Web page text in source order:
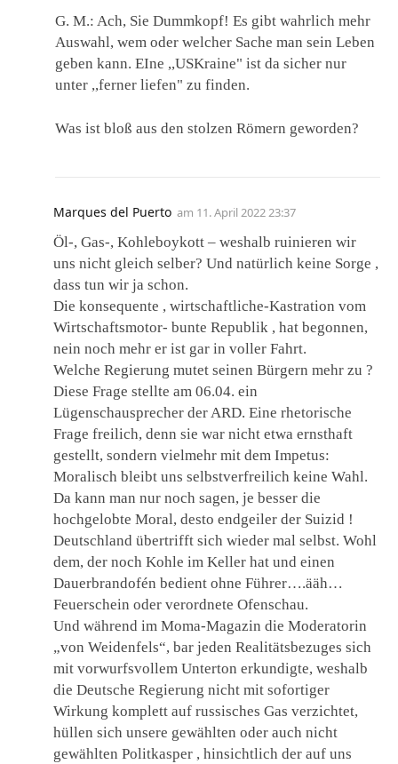
G. M.: Ach, Sie Dummkopf! Es gibt wahrlich mehr
Auswahl, wem oder welcher Sache man sein Leben
geben kann. EIne ,,USKraine" ist da sicher nur
unter ,,ferner liefen" zu finden.
Was ist bloß aus den stolzen Römern geworden?
Marques del Puerto am 11. April 2022 23:37
Öl-, Gas-, Kohleboykott – weshalb ruinieren wir
uns nicht gleich selber? Und natürlich keine Sorge ,
dass tun wir ja schon.
Die konsequente , wirtschaftliche-Kastration vom
Wirtschaftsmotor- bunte Republik , hat begonnen,
nein noch mehr er ist gar in voller Fahrt.
Welche Regierung mutet seinen Bürgern mehr zu ?
Diese Frage stellte am 06.04. ein
Lügenschausprecher der ARD. Eine rhetorische
Frage freilich, denn sie war nicht etwa ernsthaft
gestellt, sondern vielmehr mit dem Impetus:
Moralisch bleibt uns selbstverfreilich keine Wahl.
Da kann man nur noch sagen, je besser die
hochgelobte Moral, desto endgeiler der Suizid !
Deutschland übertrifft sich wieder mal selbst. Wohl
dem, der noch Kohle im Keller hat und einen
Dauerbrandofén bedient ohne Führer….ääh…
Feuerschein oder verordnete Ofenschau.
Und während im Moma-Magazin die Moderatorin
„von Weidenfels“, bar jeden Realitätsbezuges sich
mit vorwurfsvollem Unterton erkundigte, weshalb
die Deutsche Regierung nicht mit sofortiger
Wirkung komplett auf russisches Gas verzichtet,
hüllen sich unsere gewählten oder auch nicht
gewählten Politkasper , hinsichtlich der auf uns